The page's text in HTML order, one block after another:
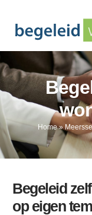
Home»
Begeleid
op eigen